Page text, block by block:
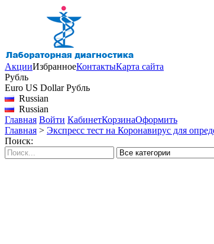
АкцииИзбранноеКонтактыКарта сайта
Рубль
Euro US Dollar Рубль
Russian
Russian
Главная Войти КабинетКорзинаОформить
Главная > Экспресс тест на Коронавирус для
Поиск: